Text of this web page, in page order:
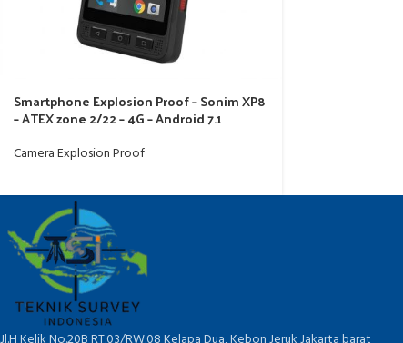
Smartphone Explosion Proof – Sonim XP8
– ATEX zone 2/22 – 4G – Android 7.1
Camera Explosion Proof